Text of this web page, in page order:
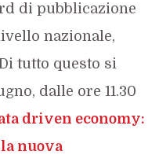
di pubblicazione
nazionale,
tutto questo si
dalle ore 11.30
driven economy:
nuova